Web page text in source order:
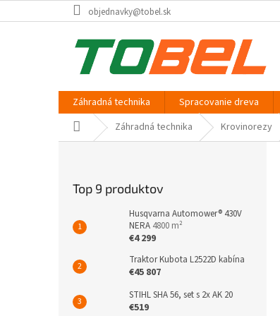
na
objednavky@tobel.sk
Záhradná technika Spracovanie dreva
Domov Záhradná technika Krovinorezy
Top 9 produktov
Husqvarna Automower® 430V
NERA 4800 m²
€4 299
Traktor Kubota L2522D kabína
€45 807
STIHL SHA 56, set s 2x AK 20
€519